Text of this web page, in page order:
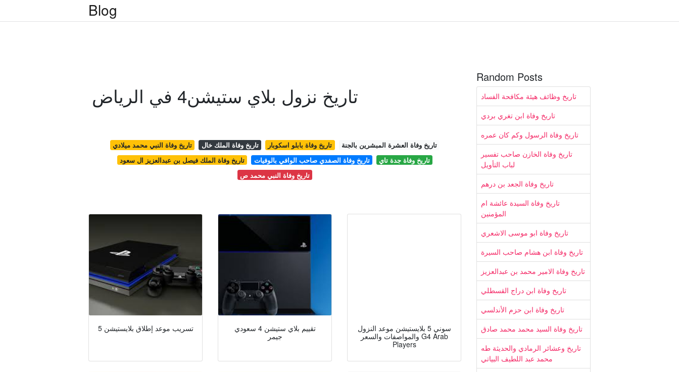
Blog
تاريخ نزول بلاي ستيشن4 في الرياض
تاريخ وفاة النبي محمد ميلادي تاريخ وفاة الملك خال تاريخ وفاة بابلو اسكوبار
تاريخ وفاة العشرة المبشرين بالجنة
تاريخ وفاة الملك فيصل بن عبدالعزيز ال سعود
تاريخ وفاة الصفدي صاحب الوافي بالوفيات
تاريخ وفاة جدة تاي
تاريخ وفاة النبي محمد ص
تسريب موعد إطلاق بلايستيشن 5
تقييم بلاي ستيشن 4 سعودي
جيمر
سوني 5 بلايستيشن موعد النزول
والمواصفات والسعر G4 Arab
Players
Random Posts
تاريخ وظائف هيئة مكافحة الفساد
تاريخ وفاة ابن تغري بردي
تاريخ وفاة الرسول وكم كان عمره
تاريخ وفاة الخازن صاحب تفسير
لباب التأويل
تاريخ وفاة الجعد بن درهم
تاريخ وفاة السيدة عائشة ام
المؤمنين
تاريخ وفاة ابو موسى الاشعري
تاريخ وفاة ابن هشام صاحب السيرة
تاريخ وفاة الامير محمد بن عبدالعزيز
تاريخ وفاة ابن دراج القسطلي
تاريخ وفاة ابن حزم الأندلسي
تاريخ وفاة السيد محمد محمد صادق
تاريخ وعشائر الرمادي والحديثة طه
محمد عبد اللطيف البياتي